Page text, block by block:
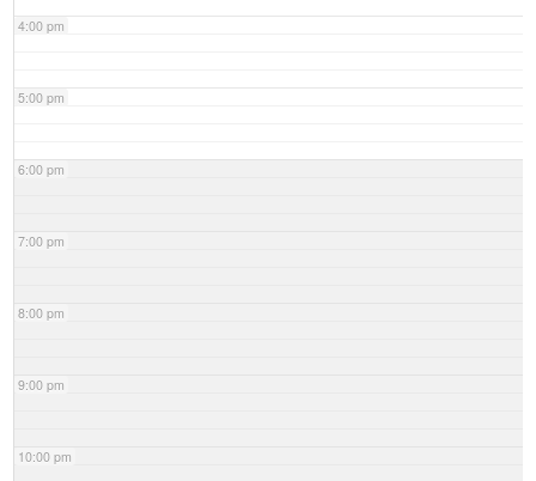
4:00 pm
5:00 pm
6:00 pm
7:00 pm
8:00 pm
9:00 pm
10:00 pm